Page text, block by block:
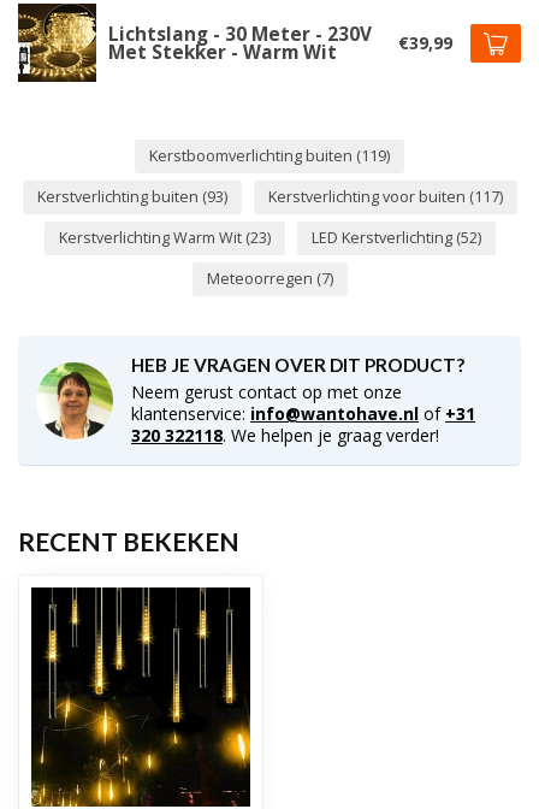
Lichtslang - 30 Meter - 230V
Met Stekker - Warm Wit €39,99
Kerstboomverlichting buiten (119)
Kerstverlichting buiten (93) Kerstverlichting voor buiten (117)
Kerstverlichting Warm Wit (23) LED Kerstverlichting (52)
Meteoorregen (7)
HEB JE VRAGEN OVER DIT PRODUCT?
Neem gerust contact op met onze
klantenservice: info@wantohave.nl of +31
320 322118. We helpen je graag verder!
RECENT BEKEKEN